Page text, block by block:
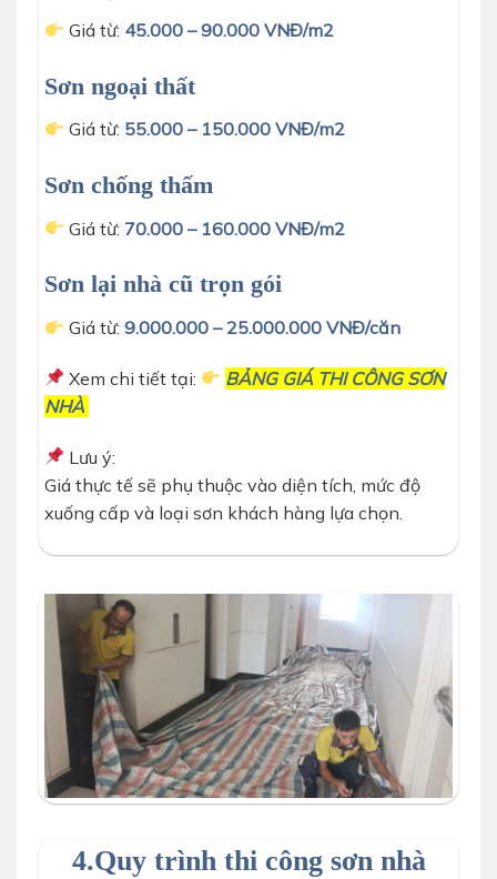
Giá từ: 45.000 – 90.000 VNĐ/m2
Sơn ngoại thất
Giá từ: 55.000 – 150.000 VNĐ/m2
Sơn chống thấm
Giá từ: 70.000 – 160.000 VNĐ/m2
Sơn lại nhà cũ trọn gói
Giá từ:9.000.000 – 25.000.000 VNĐ/căn
Xem chi tiết tại:
BẢNG GIÁ THI CÔNG SƠN
NHÀ
Lưu ý:
Giá thực tế sẽ phụ thuộc vào diện tích, mức độ
xuống cấp và loại sơn khách hàng lựa chọn.
4.Quy trình thi công sơn nhà